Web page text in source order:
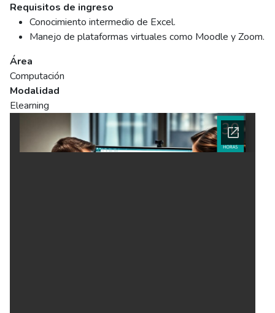
Requisitos de ingreso
Conocimiento intermedio de Excel.
Manejo de plataformas virtuales como Moodle y Zoom.
Área
Computación
Modalidad
Elearning